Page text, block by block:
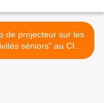
de projecteur sur les
séniors" au CIE:
Propagande électorale? >